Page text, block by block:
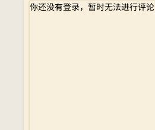
你还没有登录，暂时无法进行评论